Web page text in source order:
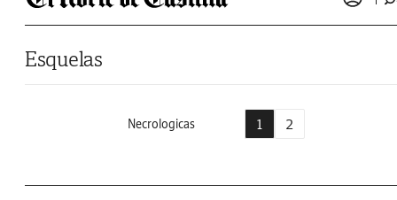
Esquelas
Necrologicas 1 2